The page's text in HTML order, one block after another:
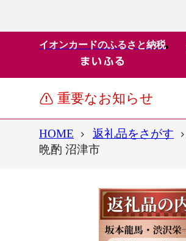
イオンカードのふるさと納税
重要なお知らせ
HOME 返礼品をさがす
晩酌 沼津市